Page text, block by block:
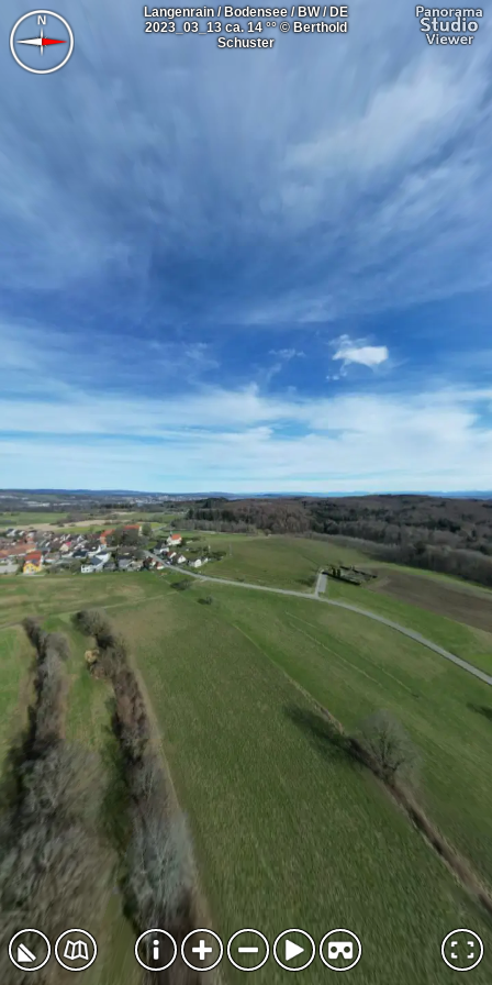
Langenrain / Bodensee / BW / DE
2023_03_13 ca. 14 °° © Berthold
Schuster